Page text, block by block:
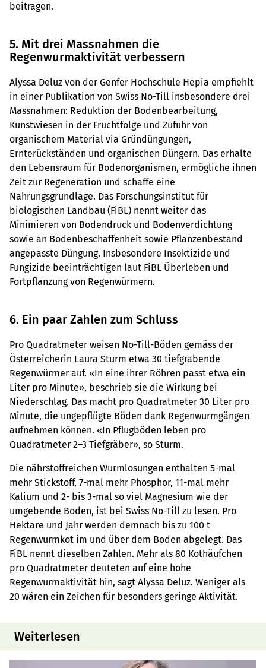
beitragen.
5. Mit drei Massnahmen die
Regenwurmaktivität verbessern
Alyssa Deluz von der Genfer Hochschule Hepia empfiehlt
in einer Publikation von Swiss No-Till insbesondere drei
Massnahmen: Reduktion der Bodenbearbeitung,
Kunstwiesen in der Fruchtfolge und Zufuhr von
organischem Material via Gründüngungen,
Ernterückständen und organischen Düngern. Das erhalte
den Lebensraum für Bodenorganismen, ermögliche ihnen
Zeit zur Regeneration und schaffe eine
Nahrungsgrundlage. Das Forschungsinstitut für
biologischen Landbau (FiBL) nennt weiter das
Minimieren von Bodendruck und Bodenverdichtung
sowie an Bodenbeschaffenheit sowie Pflanzenbestand
angepasste Düngung. Insbesondere Insektizide und
Fungizide beeinträchtigen laut FiBL Überleben und
Fortpflanzung von Regenwürmern.
6. Ein paar Zahlen zum Schluss
Pro Quadratmeter weisen No-Till-Böden gemäss der
Österreicherin Laura Sturm etwa 30 tiefgrabende
Regenwürmer auf. «In eine ihrer Röhren passt etwa ein
Liter pro Minute», beschrieb sie die Wirkung bei
Niederschlag. Das macht pro Quadratmeter 30 Liter pro
Minute, die ungepflügte Böden dank Regenwurmgängen
aufnehmen können. «In Pflugböden leben pro
Quadratmeter 2–3 Tiefgräber», so Sturm.
Die nährstoffreichen Wurmlosungen enthalten 5-mal
mehr Stickstoff, 7-mal mehr Phosphor, 11-mal mehr
Kalium und 2- bis 3-mal so viel Magnesium wie der
umgebende Boden, ist bei Swiss No-Till zu lesen. Pro
Hektare und Jahr werden demnach bis zu 100 t
Regenwurmkot im und über dem Boden abgelegt. Das
FiBL nennt dieselben Zahlen. Mehr als 80 Kothäufchen
pro Quadratmeter deuteten auf eine hohe
Regenwurmaktivität hin, sagt Alyssa Deluz. Weniger als
20 wären ein Zeichen für besonders geringe Aktivität.
Weiterlesen